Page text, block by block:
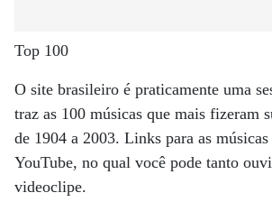
Top 100
O site brasileiro é praticamente uma
traz as 100 músicas que mais fizeram
de 1904 a 2003. Links para as
YouTube, no qual você pode tanto
videoclipe.